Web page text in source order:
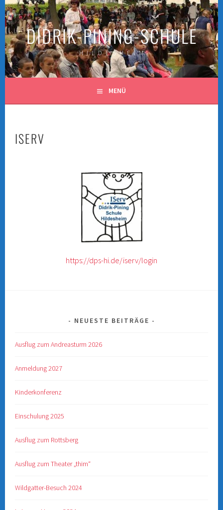
Springe
zum
Inhalt DIDRIK-PINING-SCHULE
H I L D E S H E I M
MENÜ
ISERV
https://dps-hi.de/iserv/login
NEUESTE BEITRÄGE
Ausflug zum Andreasturm 2026
Anmeldung 2027
Kinderkonferenz
Einschulung 2025
Ausflug zum Rottsberg
Ausflug zum Theater „thim“
Wildgatter-Besuch 2024